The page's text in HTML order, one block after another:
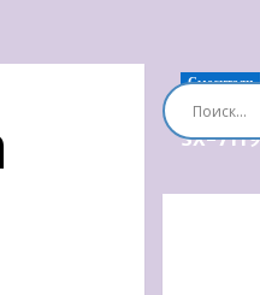
Смесители
SX-